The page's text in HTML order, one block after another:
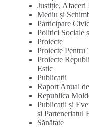
Justiție, Afaceri
Mediu și
Participare
Politici Sociale
Proiecte
Proiecte Pentru
Proiecte
Estic
Publicații
Raport Anual
Republica
Publicații și
și Parteneriatul
Sănătate